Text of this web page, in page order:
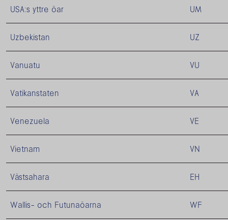
USA:s yttre öar UM
Uzbekistan UZ
Vanuatu VU
Vatikanstaten VA
Venezuela VE
Vietnam VN
Västsahara EH
Wallis- och Futunaöarna WF